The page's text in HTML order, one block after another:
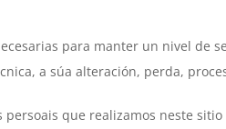
para manter un nivel de
a súa alteración, perda,
que realizamos neste